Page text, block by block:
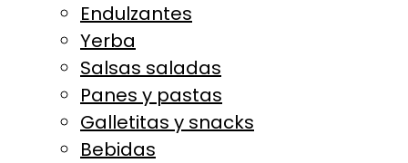
Endulzantes
Yerba
Salsas saladas
Panes y pastas
Galletitas y snacks
Bebidas